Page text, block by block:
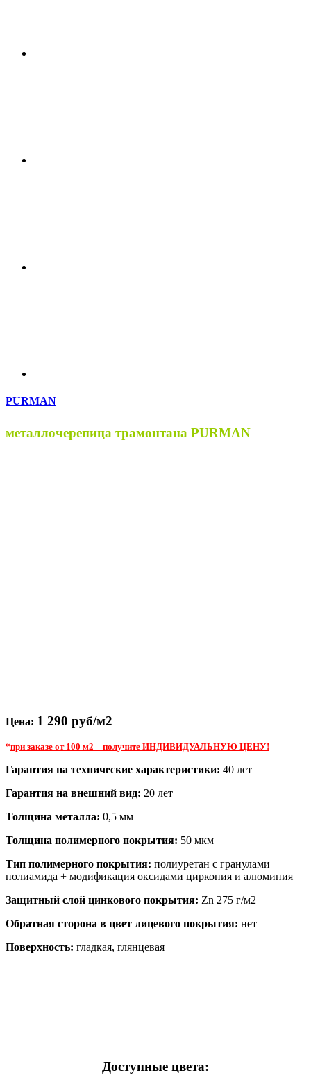
PURMAN
металлочерепица трамонтана PURMAN
Цена: 1 290 руб/м2
*при заказе от 100 м2 – получите ИНДИВИДУАЛЬНУЮ ЦЕНУ!
Гарантия на технические характеристики: 40 лет
Гарантия на внешний вид: 20 лет
Толщина металла: 0,5 мм
Толщина полимерного покрытия: 50 мкм
Тип полимерного покрытия: полиуретан с гранулами
полиамида + модификация оксидами циркония и алюминия
Защитный слой цинкового покрытия: Zn 275 г/м2
Обратная сторона в цвет лицевого покрытия: нет
Поверхность: гладкая, глянцевая
Доступные цвета: